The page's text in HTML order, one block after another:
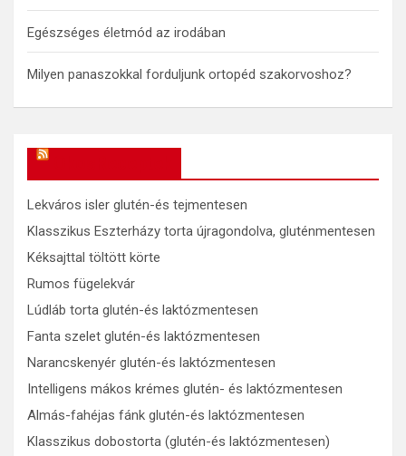
Egészséges életmód az irodában
Milyen panaszokkal forduljunk ortopéd szakorvoshoz?
Lekváros isler glutén-és tejmentesen
Klasszikus Eszterházy torta újragondolva, gluténmentesen
Kéksajttal töltött körte
Rumos fügelekvár
Lúdláb torta glutén-és laktózmentesen
Fanta szelet glutén-és laktózmentesen
Narancskenyér glutén-és laktózmentesen
Intelligens mákos krémes glutén- és laktózmentesen
Almás-fahéjas fánk glutén-és laktózmentesen
Klasszikus dobostorta (glutén-és laktózmentesen)